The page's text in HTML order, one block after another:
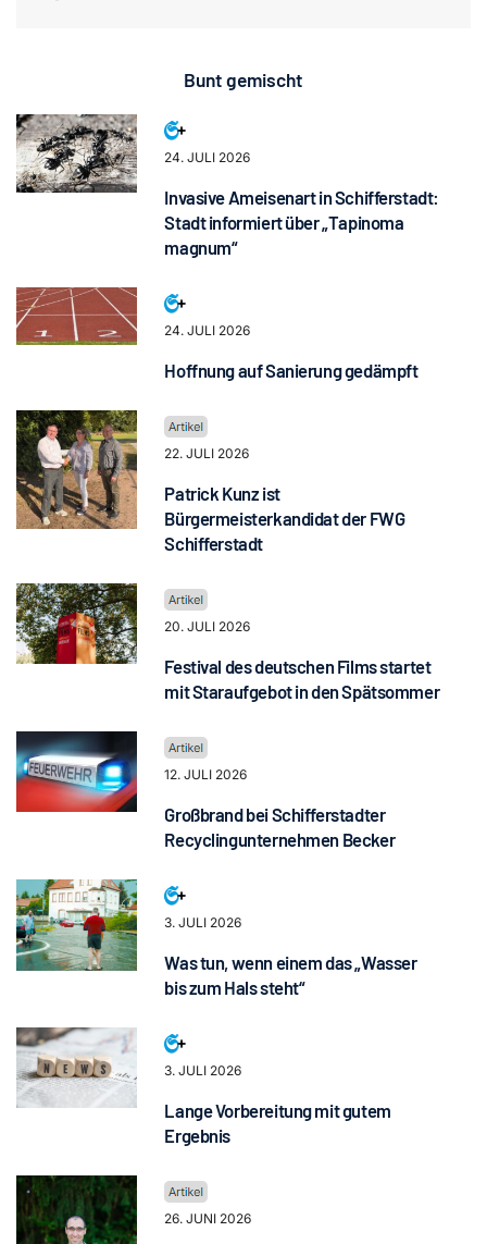
Bunt gemischt
24. JULI 2026
Invasive Ameisenart in Schifferstadt:
Stadt informiert über „Tapinoma
magnum“
24. JULI 2026
Hoffnung auf Sanierung gedämpft
22. JULI 2026
Patrick Kunz ist
Bürgermeisterkandidat der FWG
Schifferstadt
20. JULI 2026
Festival des deutschen Films startet
mit Staraufgebot in den Spätsommer
12. JULI 2026
Großbrand bei Schifferstadter
Recyclingunternehmen Becker
3. JULI 2026
Was tun, wenn einem das „Wasser
bis zum Hals steht“
3. JULI 2026
Lange Vorbereitung mit gutem
Ergebnis
26. JUNI 2026